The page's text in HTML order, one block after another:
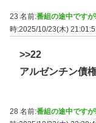
23 名前:番組の途中です
時:2025/10/23(木)
>>22
アルゼンチン債
28 名前:番組の途中です